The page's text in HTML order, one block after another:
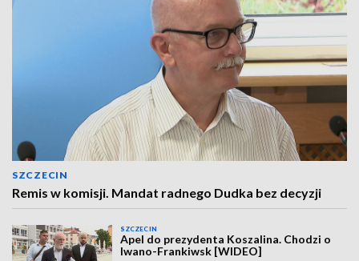
SZCZECIN
Remis w komisji. Mandat radnego Dudka bez decyzji
SZCZECIN
Apel do prezydenta Koszalina. Chodzi o
Iwano-Frankiwsk [WIDEO]